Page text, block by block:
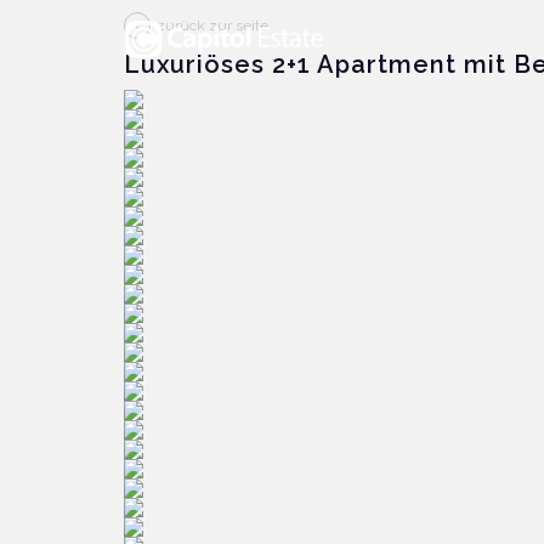
zurück zur seite
Luxuriöses 2+1 Apartment mit